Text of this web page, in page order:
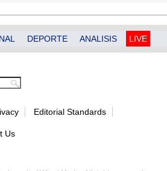
DEPORTE ANALISIS LIVE
Editorial Standards
Us